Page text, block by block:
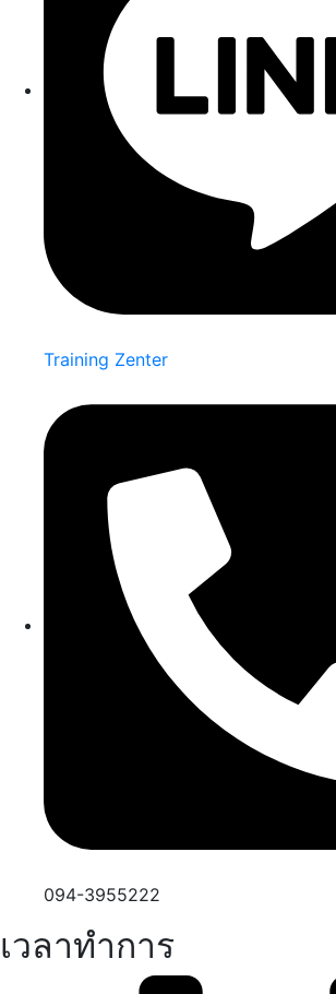
Training Zenter
094-3955222
เวลาทำการ